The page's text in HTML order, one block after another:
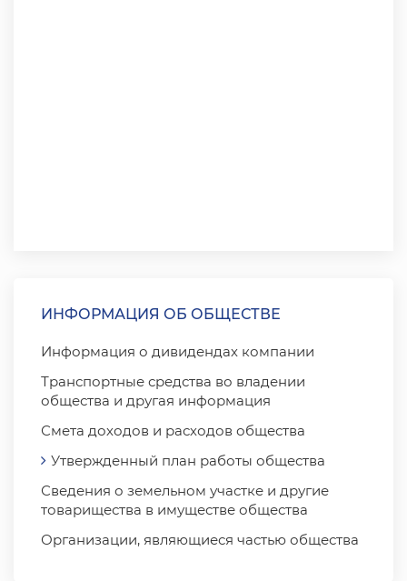
ИНФОРМАЦИЯ ОБ ОБЩЕСТВЕ
Информация о дивидендах компании
Транспортные средства во владении
общества и другая информация
Смета доходов и расходов общества
Утвержденный план работы общества
Сведения о земельном участке и другие
товарищества в имуществе общества
Организации, являющиеся частью общества